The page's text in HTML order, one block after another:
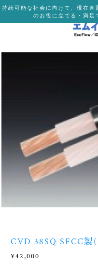
持続可能な社会に向けて、現在
のお役に立てる・満足
CVD 38SQ SFCC製
¥42,000